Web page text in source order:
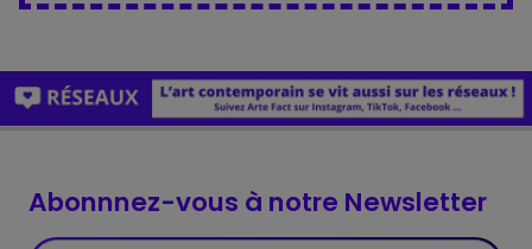
Abonnnez-vous à notre Newsletter